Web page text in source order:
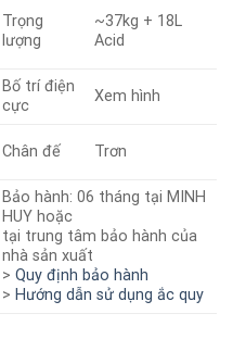
Trọng
lượng
~37kg + 18L
Acid
Bố trí điện
cực
Xem hình
Chân đế Trơn
Bảo hành: 06 tháng tại MINH
HUY hoặc
tại trung tâm bảo hành của
nhà sản xuất
>Quy định bảo hành
> Hướng dẫn sử dụng ắc quy